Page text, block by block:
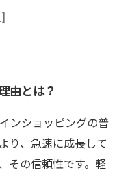
来の展望
由とは？
ンショッピングの普
り、急速に成長して
その信頼性です。軽